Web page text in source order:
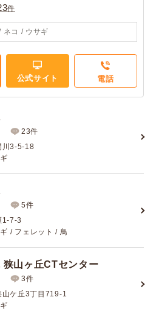
件
ネコ / ウサギ
公式サイト 電話
23件
川3-5-18
5件
1-7-3
/ フェレット / 鳥
狭山ヶ丘CTセンター
3件
山ケ丘3丁目719-1